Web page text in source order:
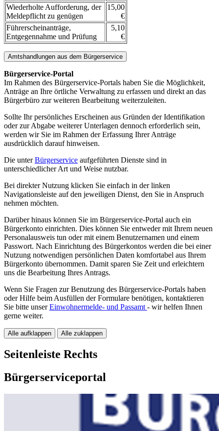
Wiederholte Aufforderung, der
Meldepflicht zu genügen
15,00
€
Führerscheinanträge,
Entgegennahme und Prüfung
5,10
€
Amtshandlungen aus dem Bürgerservice
Bürgerservice-Portal
Im Rahmen des Bürgerservice-Portals haben Sie die Möglichkeit,
Anträge an Ihre örtliche Verwaltung zu erfassen und direkt an das
Bürgerbüro zur weiteren Bearbeitung weiterzuleiten.
Sollte Ihr persönliches Erscheinen aus Gründen der Identifikation
oder zur Abgabe weiterer Unterlagen dennoch erforderlich sein,
werden wir Sie im Rahmen der Erfassung Ihrer Anträge
ausdrücklich darauf hinweisen.
Die unterBürgerservice aufgeführten Dienste sind in
unterschiedlicher Art und Weise nutzbar.
Bei direkter Nutzung klicken Sie einfach in der linken
Navigationsleiste auf den jeweiligen Dienst, den Sie in Anspruch
nehmen möchten.
Darüber hinaus können Sie im Bürgerservice-Portal auch ein
Bürgerkonto einrichten. Dies können Sie entweder mit Ihrem neuen
Personalausweis tun oder mit einem Benutzernamen und einem
Passwort. Nach Einrichtung des Bürgerkontos werden die bei einer
Nutzung notwendigen persönlichen Daten komfortabel aus Ihrem
Bürgerkonto übernommen. Damit sparen Sie Zeit und erleichtern
uns die Bearbeitung Ihres Antrags.
Wenn Sie Fragen zur Benutzung des Bürgerservice-Portals haben
oder Hilfe beim Ausfüllen der Formulare benötigen, kontaktieren
Sie bitte unserEinwohnermelde- und Passamt - wir helfen Ihnen
gerne weiter.
Alle aufklappen Alle zuklappen
Seitenleiste Rechts
Bürgerserviceportal